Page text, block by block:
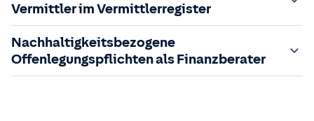
Vermittler im Vermittlerregister
Zuständige Aufsichtsbehörde:
Der Vermittler ist gebundener Versicherungsvermittler
gem. §34d GewO, bei der zuständigen IHK gemeldet und
Nachhaltigkeitsbezogene
Offenlegungspflichten als Finanzberater